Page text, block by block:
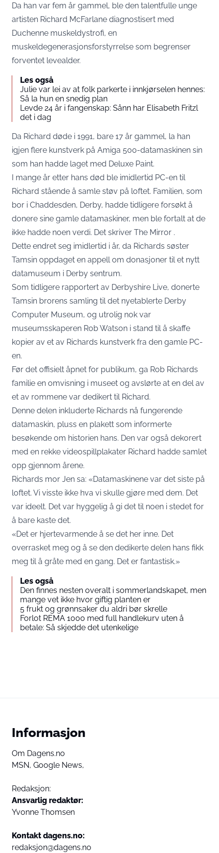
Da han var fem år gammel, ble den talentfulle unge
artisten Richard McFarlane diagnostisert med
Duchenne muskeldystrofi, en
muskeldegenerasjonsforstyrrelse som begrenser
forventet levealder.
Les også
Julie var lei av at folk parkerte i innkjørselen hennes:
Så la hun en snedig plan
Levde 24 år i fangenskap: Sånn har Elisabeth Fritzl
det i dag
Da Richard døde i 1991, bare 17 år gammel, la han
igjen flere kunstverk på Amiga 500-datamaskinen sin
som han hadde laget med Deluxe Paint.
I mange år etter hans død ble imidlertid PC-en til
Richard stående å samle støv på loftet. Familien, som
bor i Chaddesden, Derby, hadde tidligere forsøkt å
donere sine gamle datamaskiner, men ble fortalt at de
ikke hadde noen verdi. Det skriver The Mirror .
Dette endret seg imidlertid i år, da Richards søster
Tamsin oppdaget en appell om donasjoner til et nytt
datamuseum i Derby sentrum.
Som tidligere rapportert av Derbyshire Live, donerte
Tamsin brorens samling til det nyetablerte Derby
Computer Museum, og utrolig nok var
museumsskaperen Rob Watson i stand til å skaffe
kopier av et av Richards kunstverk fra den gamle PC-
en.
Før det offisielt åpnet for publikum, ga Rob Richards
familie en omvisning i museet og avslørte at en del av
et av rommene var dedikert til Richard.
Denne delen inkluderte Richards nå fungerende
datamaskin, pluss en plakett som informerte
besøkende om historien hans. Den var også dekorert
med en rekke videospillplakater Richard hadde samlet
opp gjennom årene.
Richards mor Jen sa: «Datamaskinene var det siste på
loftet. Vi visste ikke hva vi skulle gjøre med dem. Det
var ideelt. Det var hyggelig å gi det til noen i stedet for
å bare kaste det.
«Det er hjertevarmende å se det her inne. Det
overrasket meg og å se den dedikerte delen hans fikk
meg til å gråte med en gang. Det er fantastisk.»
Les også
Den finnes nesten overalt i sommerlandskapet, men
mange vet ikke hvor giftig planten er
5 frukt og grønnsaker du aldri bør skrelle
Forlot REMA 1000 med full handlekurv uten å
betale: Så skjedde det utenkelige
Informasjon
Om Dagens.no
MSN, Google News,
Redaksjon:
Ansvarlig redaktør:
Yvonne Thomsen
Kontakt dagens.no:
redaksjon@dagens.no